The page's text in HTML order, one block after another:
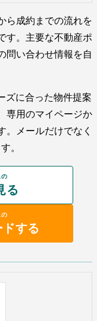
ら成約までの流れを
す。主要な不動産ポ
問い合わせ情報を自
ズに合った物件提案
専用のマイページか
。メールだけでなく
。
の
る
の
する